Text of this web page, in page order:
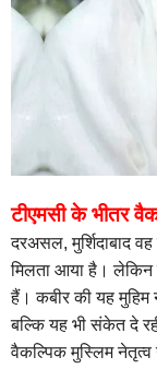
टीएमसी के भीतर
दरअसल, मुर्शिदाबाद
मिलता आया है। लेकिन
हैं। कबीर की यह मुहिम
बल्कि यह भी संकेत दे
वैकल्पिक मुस्लिम